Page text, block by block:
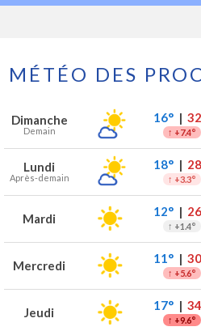
MÉTÉO DES
Prévisions météo à Erquinghem-Lys
Jour Météo Températures Vent
Dimanche
Demain
16°|
↑ +7.4°
Lundi
Après-demain
18°|
↑ +3.3°
Mardi 12°|
↑ +1.4°
Mercredi 11°|
↑ +5.6°
Jeudi 17°|
↑ +9.6°